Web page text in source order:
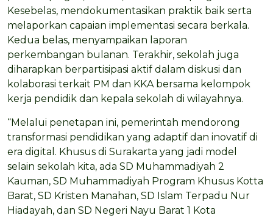
Kesebelas, mendokumentasikan praktik baik serta
melaporkan capaian implementasi secara berkala.
Kedua belas, menyampaikan laporan
perkembangan bulanan. Terakhir, sekolah juga
diharapkan berpartisipasi aktif dalam diskusi dan
kolaborasi terkait PM dan KKA bersama kelompok
kerja pendidik dan kepala sekolah di wilayahnya.
“Melalui penetapan ini, pemerintah mendorong
transformasi pendidikan yang adaptif dan inovatif di
era digital. Khusus di Surakarta yang jadi model
selain sekolah kita, ada SD Muhammadiyah 2
Kauman, SD Muhammadiyah Program Khusus Kotta
Barat, SD Kristen Manahan, SD Islam Terpadu Nur
Hiadayah, dan SD Negeri Nayu Barat 1 Kota